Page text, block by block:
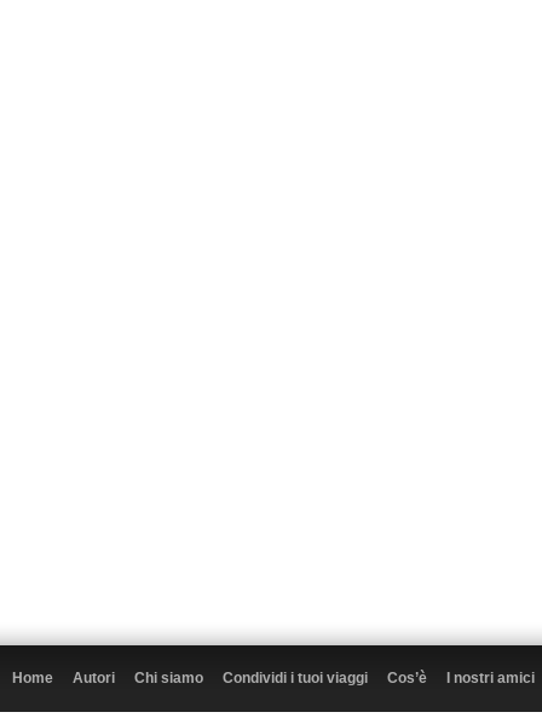
Home Autori Chi siamo Condividi i tuoi viaggi Cos’è I nostri amici